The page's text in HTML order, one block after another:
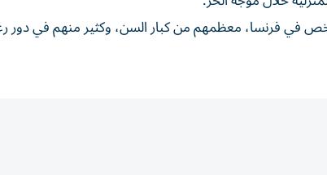
التي ضربت البلاد في عام 2003 بحياة 15 ألف شخص في فرنسا، معظمهم من كبار السن، وكثير منهم في